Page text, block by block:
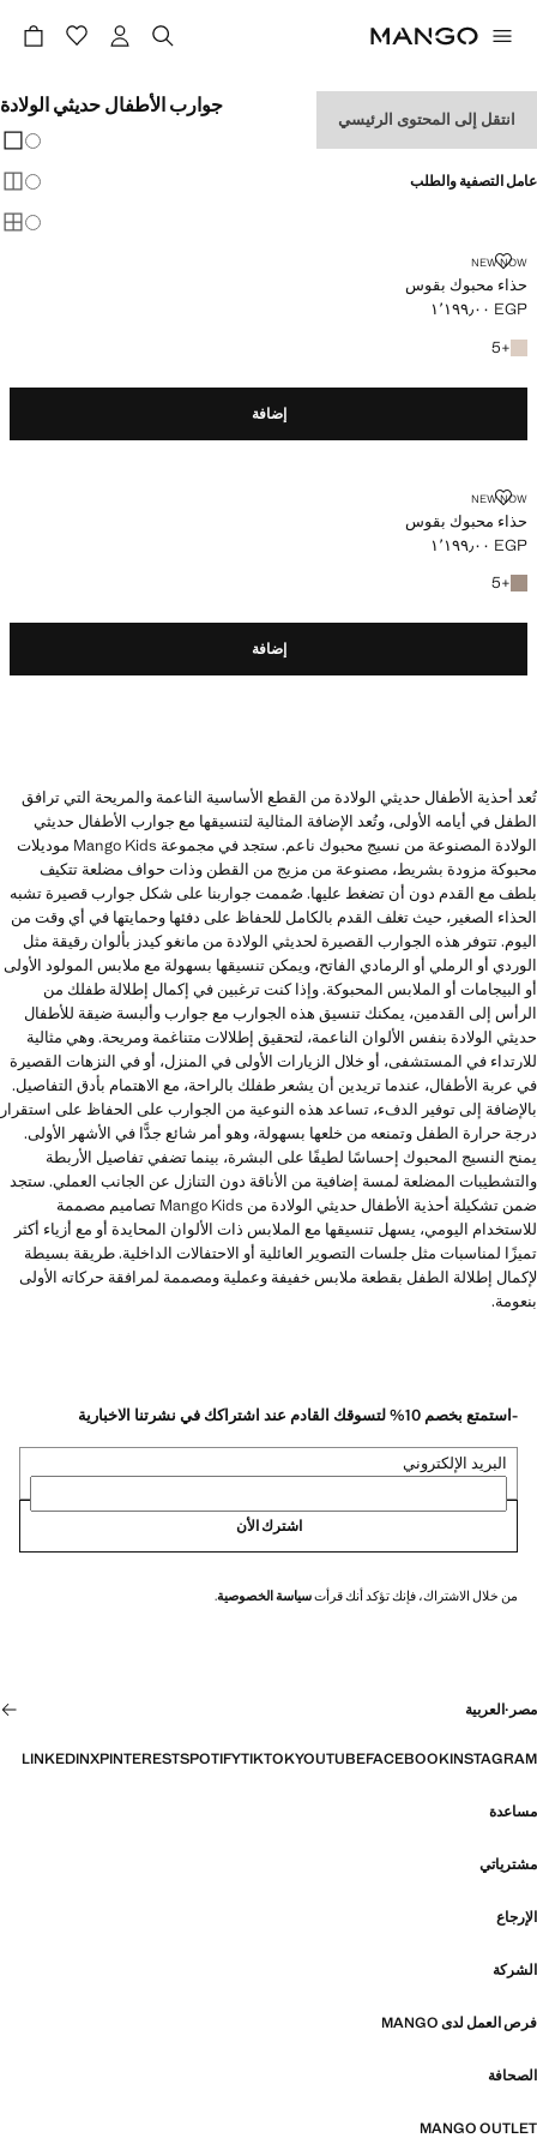
انتقل إلى المحتوى الرئيسي
جوارب الأطفال حديثي الولادة
عامل التصفية والطلب
NEW NOW
حذاء محبوك بقوس
حذاء محبوك بقوس
السعر الحالي [EGP ١٬١٩٩٫٠٠ ]
EGP ١٬١٩٩٫٠٠
+
5+5 المزيد من الألوان
إضافة
NEW NOW
حذاء محبوك بقوس
حذاء محبوك بقوس
السعر الحالي [EGP ١٬١٩٩٫٠٠ ]
EGP ١٬١٩٩٫٠٠
+
5+5 المزيد من الألوان
إضافة
تُعد أحذية الأطفال حديثي الولادة من القطع الأساسية الناعمة والمريحة التي ترافق
الطفل في أيامه الأولى، وتُعد الإضافة المثالية لتنسيقها مع جوارب الأطفال حديثي
الولادة المصنوعة من نسيج محبوك ناعم. ستجد في مجموعة Mango Kids موديلات
محبوكة مزودة بشريط، مصنوعة من مزيج من القطن وذات حواف مضلعة تتكيف
بلطف مع القدم دون أن تضغط عليها. صُممت جواربنا على شكل جوارب قصيرة تشبه
الحذاء الصغير، حيث تغلف القدم بالكامل للحفاظ على دفئها وحمايتها في أي وقت من
اليوم. تتوفر هذه الجوارب القصيرة لحديثي الولادة من مانغو كيدز بألوان رقيقة مثل
الوردي أو الرملي أو الرمادي الفاتح، ويمكن تنسيقها بسهولة مع ملابس المولود الأولى
أو البيجامات أو الملابس المحبوكة. وإذا كنت ترغبين في إكمال إطلالة طفلك من
الرأس إلى القدمين، يمكنك تنسيق هذه الجوارب مع جوارب وألبسة ضيقة للأطفال
حديثي الولادة بنفس الألوان الناعمة، لتحقيق إطلالات متناغمة ومريحة. وهي مثالية
للارتداء في المستشفى، أو خلال الزيارات الأولى في المنزل، أو في النزهات القصيرة
في عربة الأطفال، عندما تريدين أن يشعر طفلك بالراحة، مع الاهتمام بأدق التفاصيل.
بالإضافة إلى توفير الدفء، تساعد هذه النوعية من الجوارب على الحفاظ على استقرار
درجة حرارة الطفل وتمنعه من خلعها بسهولة، وهو أمر شائع جدًّا في الأشهر الأولى.
يمنح النسيج المحبوك إحساسًا لطيفًا على البشرة، بينما تضفي تفاصيل الأربطة
والتشطيبات المضلعة لمسة إضافية من الأناقة دون التنازل عن الجانب العملي. ستجد
ضمن تشكيلة أحذية الأطفال حديثي الولادة من Mango Kids تصاميم مصممة
للاستخدام اليومي، يسهل تنسيقها مع الملابس ذات الألوان المحايدة أو مع أزياء أكثر
تميزًا لمناسبات مثل جلسات التصوير العائلية أو الاحتفالات الداخلية. طريقة بسيطة
لإكمال إطلالة الطفل بقطعة ملابس خفيفة وعملية ومصممة لمرافقة حركاته الأولى
بنعومة.
-استمتع بخصم 10% لتسوقك القادم عند اشتراكك في نشرتنا الاخبارية
البريد الإلكتروني
اشترك الأن
من خلال الاشتراك، فإنك تؤكد أنك قرأتسياسة الخصوصية.
مصر ·العربية
INSTAGRAM
FACEBOOK
YOUTUBE
TIKTOK
SPOTIFY
PINTEREST
X
LINKEDIN
مساعدة
مشترياتي
الإرجاع
الشركة
فرص العمل لدى MANGO
الصحافة
MANGO OUTLET